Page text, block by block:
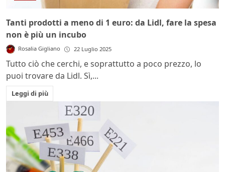
Tanti prodotti a meno di 1 euro: da Lidl, fare la spesa
non è più un incubo
Rosalia Gigliano 22 Luglio 2025
Tutto ciò che cerchi, e soprattutto a poco prezzo, lo
puoi trovare da Lidl. Sì,...
Leggi di più